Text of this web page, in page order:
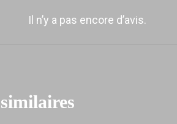
Il n’y a pas encore d’avis.